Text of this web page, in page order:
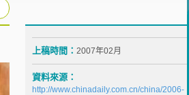
上稿時間： 2007年02月
資料來源：
http://www.chinadaily.com.cn/china/2006-